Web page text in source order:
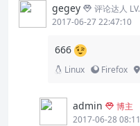
gegey
评论达人
2017-06-27 22:47:10
666
Linux Firefox
admin
博主
2017-06-28